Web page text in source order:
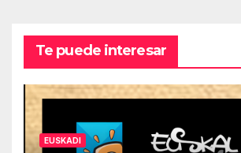
Te puede interesar
EUSKADI